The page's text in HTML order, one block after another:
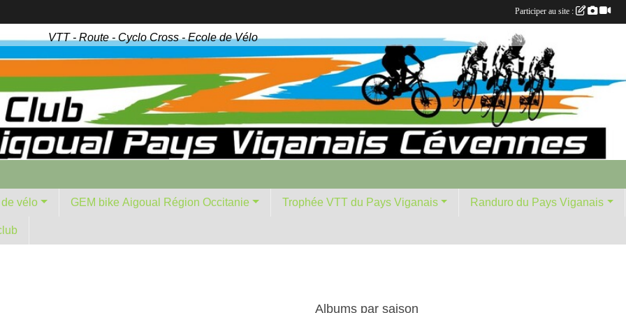
VTT - Route - Cyclo Cross - Ecole de Vélo
vélo GEM bike Aigoual Région Occitanie Trophée VTT du Pays Viganais Randuro du Pays Viganais
Albums par saison
Participer au site :